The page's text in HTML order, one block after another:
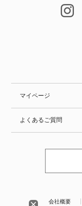
マイページ
よくあるご質問
会社概要